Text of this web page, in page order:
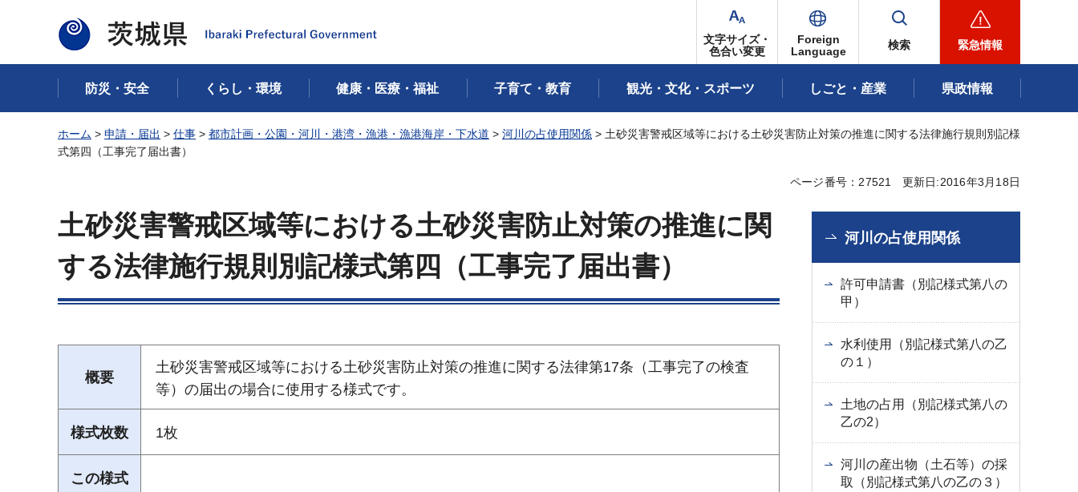
茨城県
文字サイズ・
色合い変更
Foreign
Language
検索 緊急情報
防災・安全 くらし・環境 健康・医療・福祉 子育て・教育 観光・文化・スポーツ しごと・産業 県政情報
ホーム > 申請・届出 > 仕事 > 都市計画・公園・河川・港湾・漁港・漁港海岸・下水道 > 河川の占使用関係 > 土砂災害警戒区域等における土砂災害防止対策の推進に関する法律施行規則別記様
式第四（工事完了届出書）
ページ番号：27521 更新日:2016年3月18日
土砂災害警戒区域等における土砂災害防止対策の推進に関
する法律施行規則別記様式第四（工事完了届出書）
概要
土砂災害警戒区域等における土砂災害防止対策の推進に関する法律第17条（工事完了の検査
等）の届出の場合に使用する様式です。
様式枚数 1枚
この様式
河川の占使用関係
許可申請書（別記様式第八の
甲）
水利使用（別記様式第八の乙
の１）
土地の占用（別記様式第八の
乙の2）
河川の産出物（土石等）の採
取（別記様式第八の乙の３）